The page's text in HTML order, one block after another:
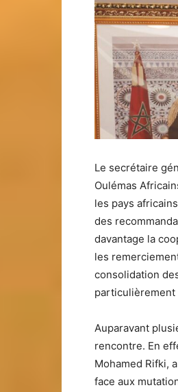
Le secrétaire
Oulémas
les pays
des
davantage la
les
consolidation
particulièrement
Auparavant
rencontre. En
Mohamed Rifki,
face aux